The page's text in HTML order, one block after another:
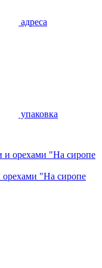
адреса
упаковка
орехами "На сиропе